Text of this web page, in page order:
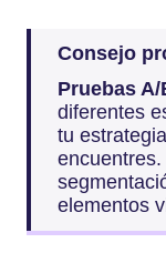
Consejo
Pruebas A/
diferentes
tu
elementos